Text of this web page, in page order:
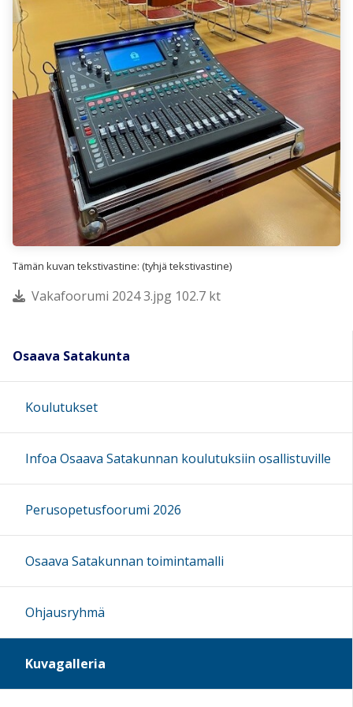
Tämän kuvan tekstivastine: (tyhjä tekstivastine)
Vakafoorumi 2024 3.jpg 102.7 kt
Osaava Satakunta
Koulutukset
Infoa Osaava Satakunnan koulutuksiin osallistuville
Perusopetusfoorumi 2026
Osaava Satakunnan toimintamalli
Ohjausryhmä
Kuvagalleria